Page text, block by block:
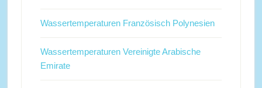
Wassertemperaturen Französisch Polynesien
Wassertemperaturen Vereinigte Arabische
Emirate